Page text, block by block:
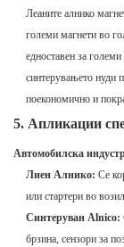
Леаните алнико
големи магнети во
едноставен за
синтерувањето нуди
поекономично и
5. Апликации
Автомобилска
Лиен Алнико: Се
или стартери во
Синтеруван Alnico:
брзина, сензори за